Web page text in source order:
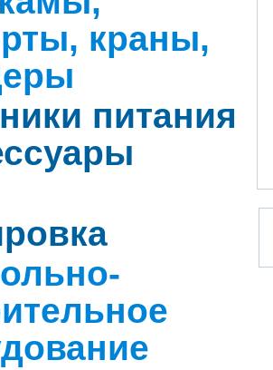
краны,
питания